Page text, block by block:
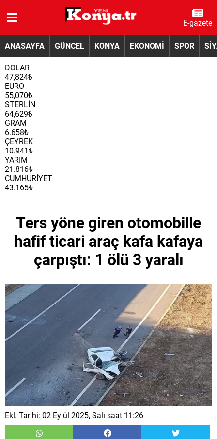
E-gazete
ANASAYFA GÜNCEL KONYA EKONOMİ SPOR
DOLAR
47,824₺
EURO
55,070₺
STERLİN
64,629₺
GRAM
6.658₺
ÇEYREK
10.941₺
YARIM
21.816₺
CUMHURİYET
43.165₺
Ters yöne giren otomobille
hafif ticari araç kafa kafaya
çarpıştı: 1 ölü 3 yaralı
Ekl. Tarihi: 02 Eylül 2025, Salı saat 11:26